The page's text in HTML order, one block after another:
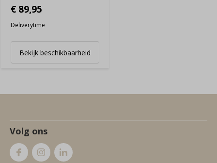
€ 89,95
Deliverytime
Bekijk beschikbaarheid
Volg ons